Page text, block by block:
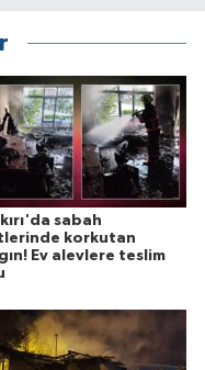
sabah
korkutan
Ev alevlere teslim